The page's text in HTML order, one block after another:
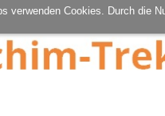
verwenden Cookies. Durch die